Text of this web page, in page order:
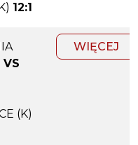
12:1
VS
(K)
WIĘCEJ